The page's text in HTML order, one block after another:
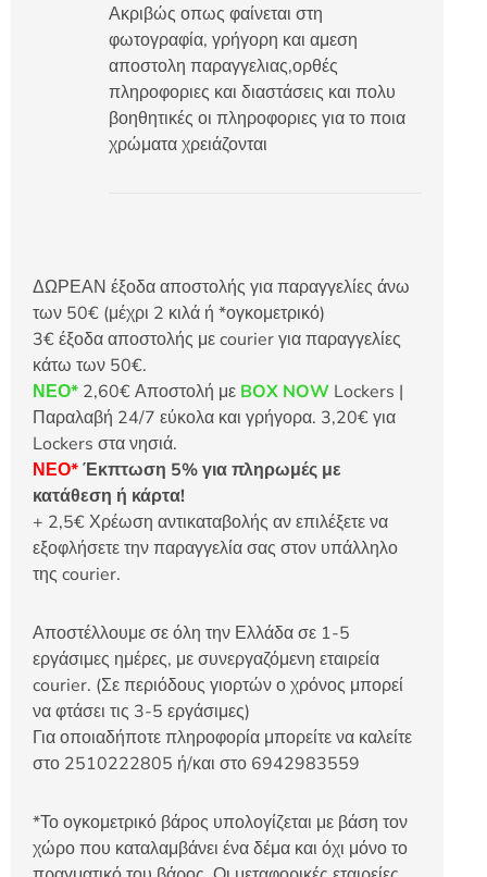
Ακριβώς οπως φαίνεται στη
φωτογραφία, γρήγορη και αμεση
αποστολη παραγγελιας,ορθές
πληροφοριες και διαστάσεις και πολυ
βοηθητικές οι πληροφοριες για το ποια
χρώματα χρειάζονται
ΔΩΡΕΑΝ έξοδα αποστολής για παραγγελίες άνω
των 50€ (μέχρι 2 κιλά ή *ογκομετρικό)
3€ έξοδα αποστολής με courier για παραγγελίες
κάτω των 50€.
ΝΕΟ* 2,60€ Αποστολή με BOX NOW Lockers |
Παραλαβή 24/7 εύκολα και γρήγορα. 3,20€ για
Lockers στα νησιά.
ΝΕΟ*Έκπτωση 5% για πληρωμές με
κατάθεση ή κάρτα!
+ 2,5€ Χρέωση αντικαταβολής αν επιλέξετε να
εξοφλήσετε την παραγγελία σας στον υπάλληλο
της courier.
Αποστέλλουμε σε όλη την Ελλάδα σε 1-5
εργάσιμες ημέρες, με συνεργαζόμενη εταιρεία
courier. (Σε περιόδους γιορτών ο χρόνος μπορεί
να φτάσει τις 3-5 εργάσιμες)
Για οποιαδήποτε πληροφορία μπορείτε να καλείτε
στο 2510222805 ή/και στο 6942983559
*Το ογκομετρικό βάρος υπολογίζεται με βάση τον
χώρο που καταλαμβάνει ένα δέμα και όχι μόνο το